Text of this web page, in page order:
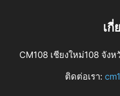
เกี่
CM108 เชียงใหม่108 จัง
ติดต่อเรา: